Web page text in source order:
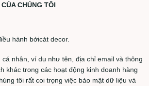
CHÚNG TÔI
hành bởicát decor.
nhân, ví dụ như tên, địa chỉ email và thông
khác trong các hoạt động kinh doanh hàng
tôi rất coi trọng việc bảo mật dữ liệu và